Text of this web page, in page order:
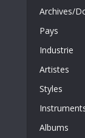
Archives/
Pays
Industrie
Artistes
Styles
Albums